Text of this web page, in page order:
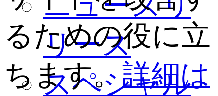
リース
スペシャル
るための役に立
ちます。詳細は